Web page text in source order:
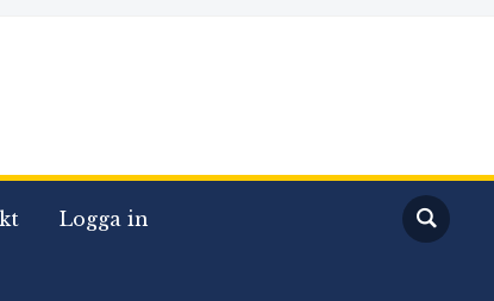
Logga in